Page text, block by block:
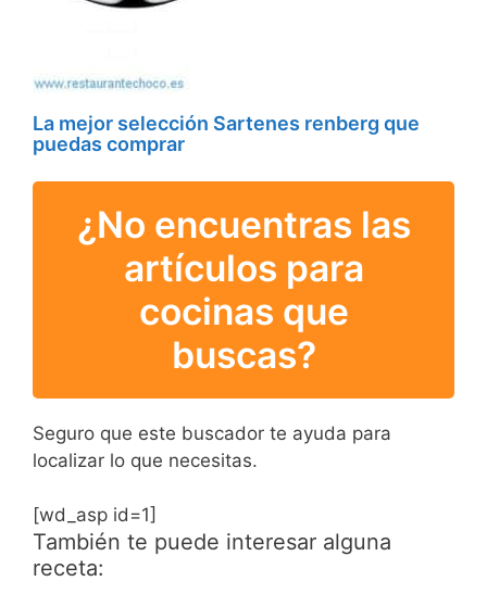
La mejor selección Sartenes renberg que
puedas comprar
¿No encuentras las
artículos para
cocinas que
buscas?
Seguro que este buscador te ayuda para
localizar lo que necesitas.
[wd_asp id=1]
También te puede interesar alguna
receta: